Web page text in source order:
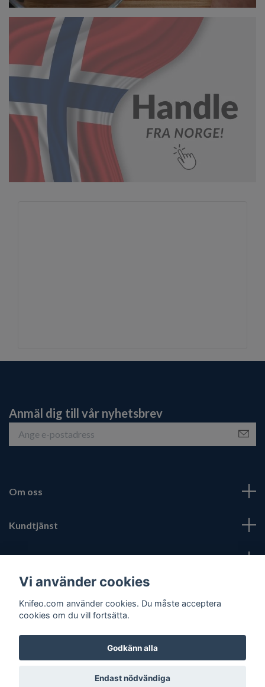
Anmäl dig till vår nyhetsbrev
Om oss
Kundtjänst
Fotmeny
© 2026 Knifeo.com
Vi använder cookies
Knifeo.com använder cookies. Du måste acceptera
cookies om du vill fortsätta.
Godkänn alla
Endast nödvändiga